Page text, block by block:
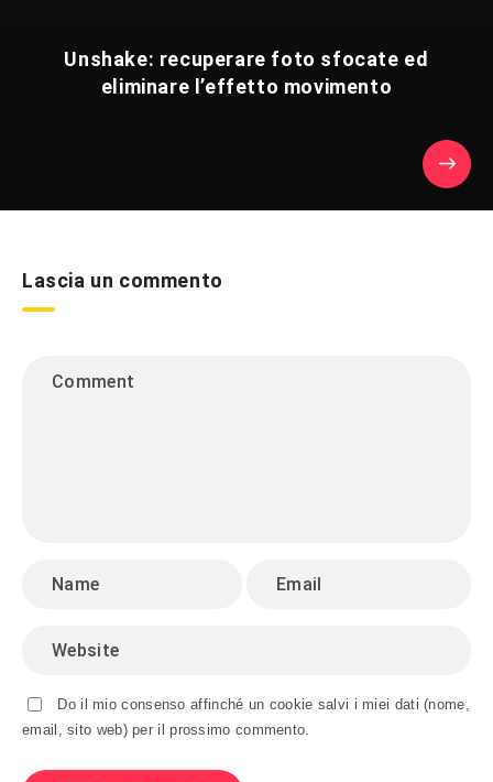
Unshake: recuperare foto sfocate ed
eliminare l’effetto movimento
Lascia un commento
Do il mio consenso affinché un cookie salvi i miei dati (nome,
email, sito web) per il prossimo commento.